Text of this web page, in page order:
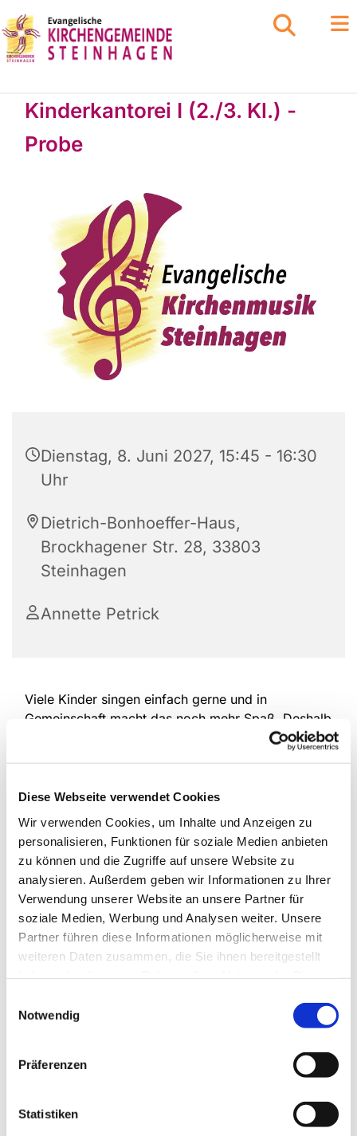
Diese Webseite verwendet Cookies
Wir verwenden Cookies, um Inhalte und Anzeigen zu
personalisieren, Funktionen für soziale Medien anbieten
zu können und die Zugriffe auf unsere Website zu
analysieren. Außerdem geben wir Informationen zu Ihrer
Verwendung unserer Website an unsere Partner für
soziale Medien, Werbung und Analysen weiter. Unsere
Partner führen diese Informationen möglicherweise mit
weiteren Daten zusammen, die Sie ihnen bereitgestellt
Notwendig
Präferenzen
Statistiken
Kinderkantorei I (2./3. Kl.) -
Probe
Dienstag, 8. Juni 2027, 15:45 - 16:30
Uhr
Dietrich-Bonhoeffer-Haus,
Brockhagener Str. 28, 33803
Steinhagen
Annette Petrick
Viele Kinder singen einfach gerne und in
Gemeinschaft macht das noch mehr Spaß. Deshalb
treffen sich die drei Kinderchorgruppen unserer
Lieder, die kindgemäß und spielerisch eingeführt
werden, aber auch die Bewegung kommt nicht zu
kurz und manchmal erklingen auch Instrumente.
An Schultagen
Anette Petrick, Tel. 0151 / 72 14 02 57
Mail: petrick@kirche-steinhagen.de